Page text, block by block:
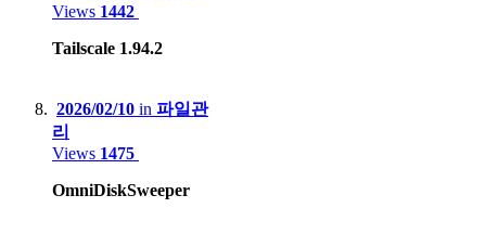
Views 1442
Tailscale 1.94.2
2026/02/10 in 파일관
리
Views 1475
OmniDiskSweeper